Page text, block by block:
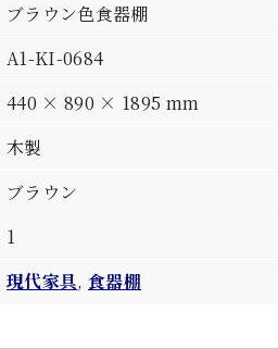
ブラウン色食器棚
A1-KI-0684
440 × 890 × 1895 mm
木製
ブラウン
1
現代家具,食器棚